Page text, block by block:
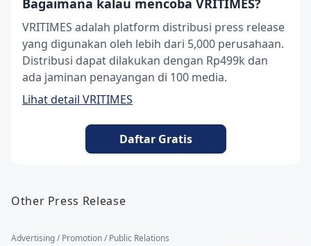
Bagaimana kalau mencoba VRITIMES?
VRITIMES adalah platform distribusi press release
yang digunakan oleh lebih dari 5,000 perusahaan.
Distribusi dapat dilakukan dengan Rp499k dan
ada jaminan penayangan di 100 media.
Lihat detail VRITIMES
Daftar Gratis
Other Press Release
Advertising / Promotion / Public Relations